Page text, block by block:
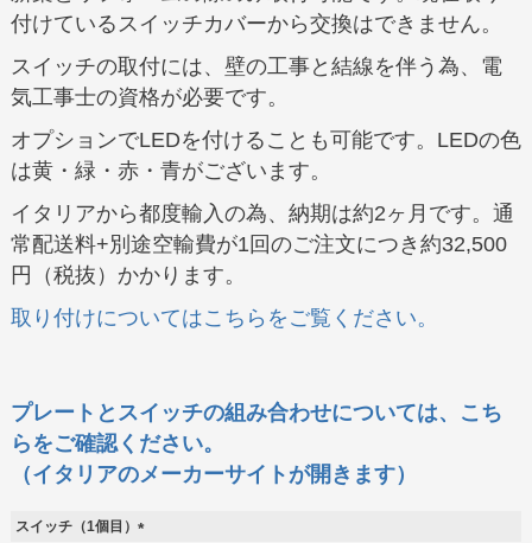
付けているスイッチカバーから交換はできません。
スイッチの取付には、壁の工事と結線を伴う為、電
気工事士の資格が必要です。
オプションでLEDを付けることも可能です。LEDの色
は黄・緑・赤・青がございます。
イタリアから都度輸入の為、納期は約2ヶ月です。通
常配送料+別途空輸費が1回のご注文につき約32,500
円（税抜）かかります。
取り付けについてはこちらをご覧ください。
プレートとスイッチの組み合わせについては、こち
らをご確認ください。
（イタリアのメーカーサイトが開きます）
スイッチ（1個目）